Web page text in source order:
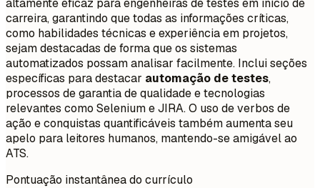
altamente eficaz para engenheiras de testes em início de
carreira, garantindo que todas as informações críticas,
como habilidades técnicas e experiência em projetos,
sejam destacadas de forma que os sistemas
automatizados possam analisar facilmente. Inclui seções
específicas para destacar automação de testes,
processos de garantia de qualidade e tecnologias
relevantes como Selenium e JIRA. O uso de verbos de
ação e conquistas quantificáveis também aumenta seu
apelo para leitores humanos, mantendo-se amigável ao
ATS.
Pontuação instantânea do currículo